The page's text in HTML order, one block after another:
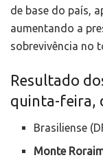
de base do país,
aumentando a
sobrevivência no
Resultado
quinta-feira,
Brasiliense
Monte